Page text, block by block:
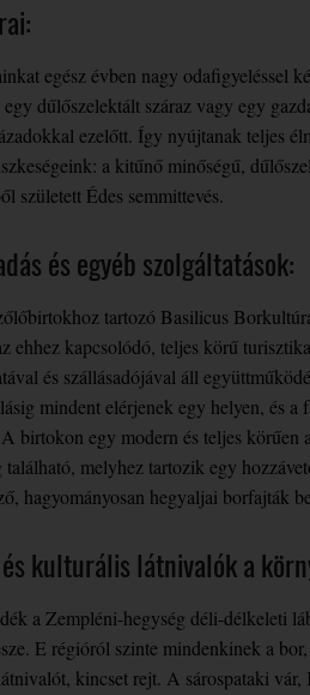
egész évben nagy odafigyeléssel
dűlőszelektált száraz vagy egy
ezelőtt. Így nyújtanak teljes
a kitűnő minőségű,
született Édes semmittevés.
és egyéb szolgáltatások:
tartozó Basilicus
ehhez kapcsolódó, teljes körű
és szállásadójával áll
mindent elérjenek egy helyen, és a
birtokon egy modern és teljes
melyhez tartozik egy
hagyományosan hegyaljai borfajták
kulturális látnivalók a
a Zempléni-hegység déli-délkeleti
E régióról szinte mindenkinek a
kincset rejt. A sárospataki